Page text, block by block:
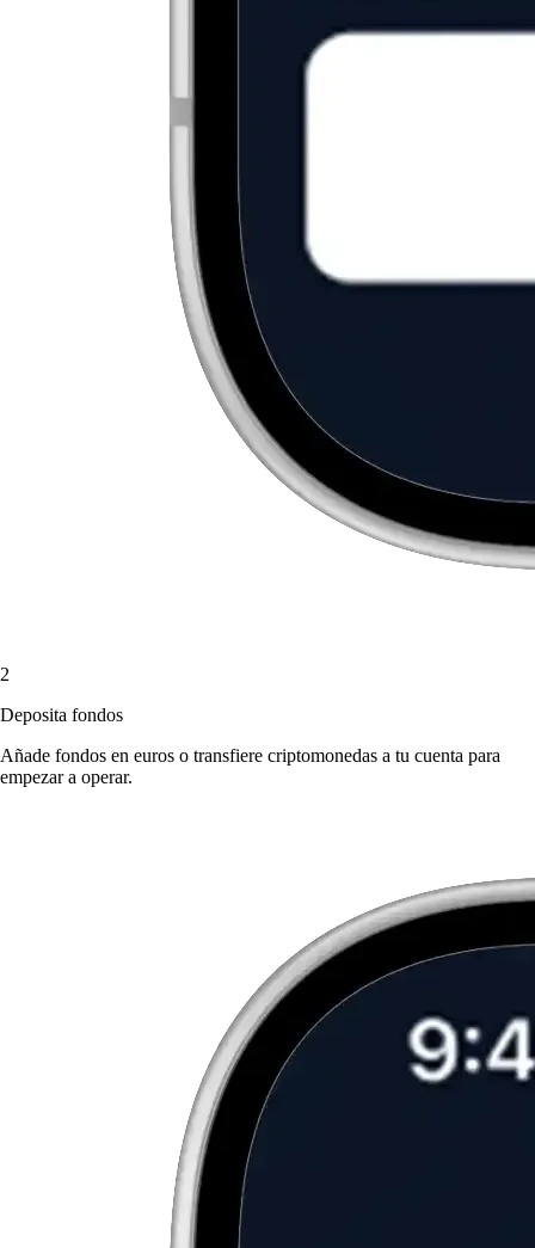
2
Deposita fondos
Añade fondos en euros o transfiere criptomonedas a tu cuenta para
empezar a operar.